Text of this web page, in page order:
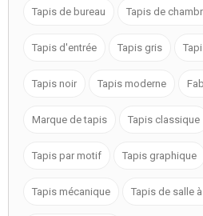
Tapis de bureau Tapis de
Tapis d'entrée Tapis gris
Tapis noir Tapis moderne
Marque de tapis Tapis classique
Tapis par motif Tapis graphique
Tapis mécanique Tapis de salle